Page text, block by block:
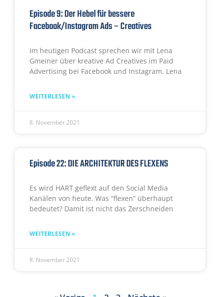
Episode 9: Der Hebel für bessere
Facebook/Instagram Ads – Creatives
Im heutigen Podcast sprechen wir mit Lena
Gmeiner über kreative Ad Creatives im Paid
Advertising bei Facebook und Instagram. Lena
WEITERLESEN »
8. November 2021
Episode 22: DIE ARCHITEKTUR DES FLEXENS
Es wird HART geflext auf den Social Media
Kanälen von heute. Was “flexen” überhaupt
bedeutet? Damit ist nicht das Zerschneiden
WEITERLESEN »
8. November 2021